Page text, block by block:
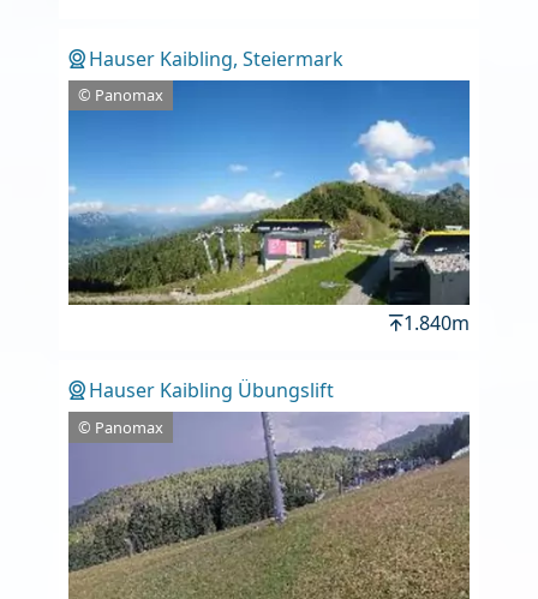
Hauser Kaibling, Steiermark
© Panomax
1.840m
Hauser Kaibling Übungslift
© Panomax